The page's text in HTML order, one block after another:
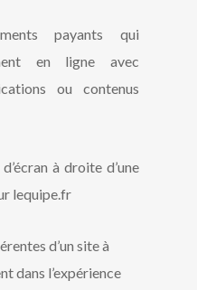
payants qui
en ligne avec
ou contenus
à droite d’une
lequipe.fr
d’un site à
dans l’expérience